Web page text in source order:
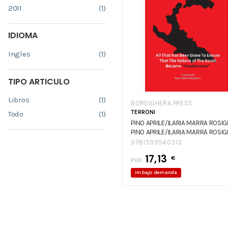
2011 (1)
IDIOMA
Ingles (1)
TIPO ARTICULO
Libros
(1)
Todo
(1)
BORDIGHERA PRESS
TERRONI
PINO APRILE/ILARIA MARRA
PINO APRILE/ILARIA MARRA
9781599540313
PVP: 17,13 €
im.bajo demanda